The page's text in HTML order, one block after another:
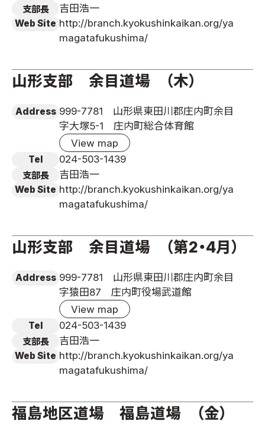
支部長 吉田浩一
Web Site http://branch.kyokushinkaikan.org/ya
magatafukushima/
山形支部 余目道場 （木）
Address 999-7781 山形県東田川郡庄内町余目
字大塚5-1 庄内町総合体育館
View map
Tel 024-503-1439
支部長 吉田浩一
Web Site http://branch.kyokushinkaikan.org/ya
magatafukushima/
山形支部 余目道場 （第2・4月）
Address 999-7781 山形県東田川郡庄内町余目
字猿田87 庄内町役場武道館
View map
Tel 024-503-1439
支部長 吉田浩一
Web Site http://branch.kyokushinkaikan.org/ya
magatafukushima/
福島地区道場 福島道場 （金）